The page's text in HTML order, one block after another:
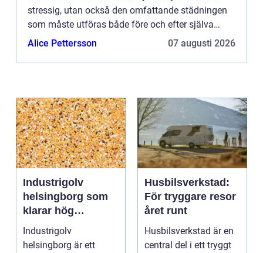
stressig, utan också den omfattande städningen
som måste utföras både före och efter själva
flyttprocessen. Just flyttstädningen i Stockholm
Alice Pettersson 07 augusti 2026
Industrigolv
helsingborg som
klarar hög
belastning och
tuffa krav
Industrigolv
helsingborg är ett
Husbilsverkstad:
För tryggare resor
året runt
Husbilsverkstad är en
central del i ett tryggt